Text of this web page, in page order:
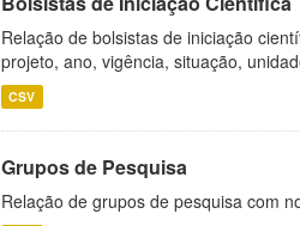
Relação de bolsistas de iniciação
projeto, ano, vigência, situação,
CSV
Grupos de Pesquisa
Relação de grupos de pesquisa com